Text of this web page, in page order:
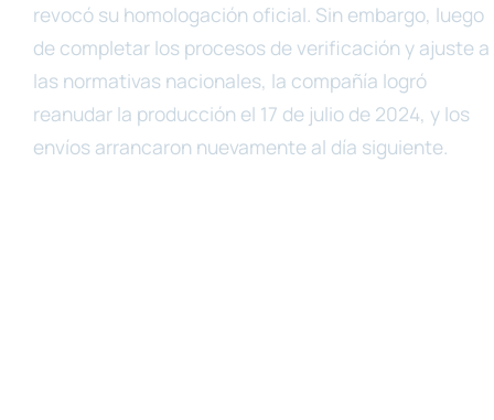
revocó su homologación oficial. Sin embargo, luego
de completar los procesos de verificación y ajuste a
las normativas nacionales, la compañía logró
reanudar la producción el 17 de julio de 2024, y los
envíos arrancaron nuevamente al día siguiente.